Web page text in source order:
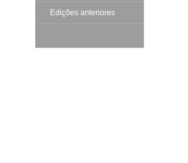
Edições anteriores